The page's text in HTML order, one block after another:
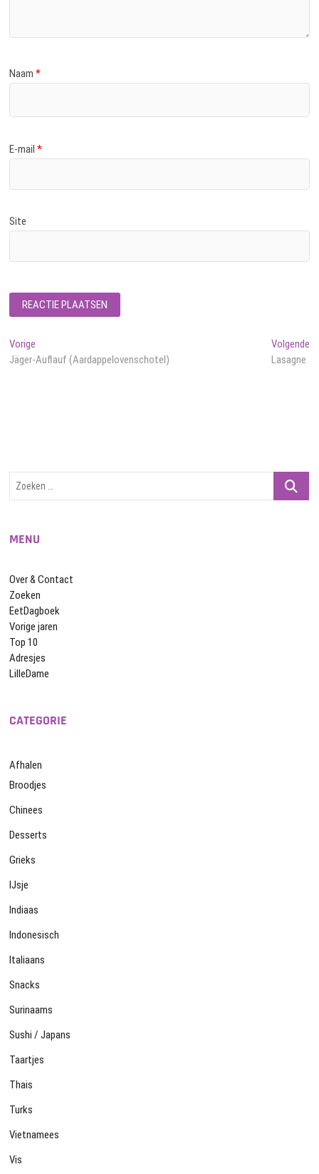
Naam*
E-mail*
Site
Bericht
navigatie
Vorige
bericht:
Jäger-Auflauf (Aardappelovenschotel)
Volgende
Lasagne
Zoeken
MENU
Over & Contact
Zoeken
EetDagboek
Vorige jaren
Top 10
Adresjes
LilleDame
CATEGORIE
Afhalen
Broodjes
Chinees
Desserts
Grieks
IJsje
Indiaas
Indonesisch
Italiaans
Snacks
Surinaams
Sushi / Japans
Taartjes
Thais
Turks
Vietnamees
Vis